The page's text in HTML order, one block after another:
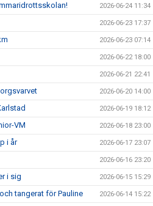
2026-06-24 11:34
2026-06-23 17:37
2026-06-23 07:14
2026-06-22 18:00
2026-06-21 22:41
2026-06-20 14:00
2026-06-19 18:12
VM 2026-06-18 23:00
i år 2026-06-17 23:07
2026-06-16 23:20
i sig 2026-06-15 15:29
tangerat för Pauline 2026-06-14 15:22